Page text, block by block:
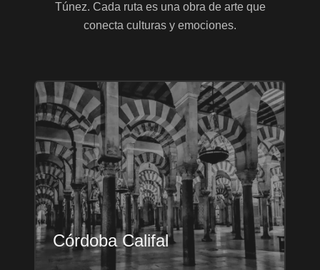
Túnez. Cada ruta es una obra de arte que
conecta culturas y emociones.
Córdoba Califal